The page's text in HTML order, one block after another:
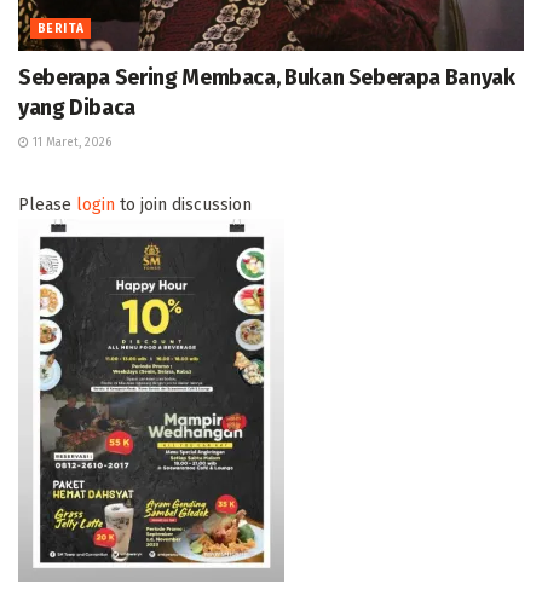
BERITA
Seberapa Sering Membaca, Bukan Seberapa Banyak
yang Dibaca
11 Maret, 2026
Please login to join discussion